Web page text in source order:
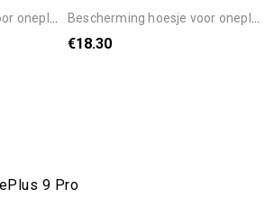
pure kleur bescherming hoesje voor oneplus 9 pro folio-hoesje nillkin qin-serie
€18.30
9 Pro